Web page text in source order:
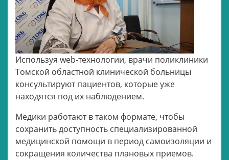
Используя web-технологии, врачи поликлиники
Томской областной клинической больницы
консультируют пациентов, которые уже
находятся под их наблюдением.
Медики работают в таком формате, чтобы
сохранить доступность специализированной
медицинской помощи в период самоизоляции и
сокращения количества плановых приемов.